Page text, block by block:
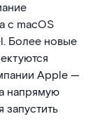
с macOS
Более новые
Apple —
напрямую
запустить